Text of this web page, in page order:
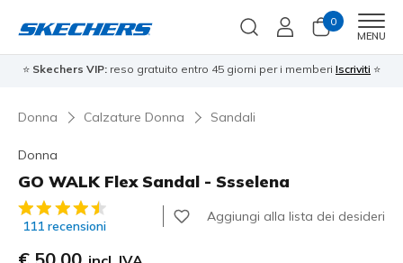
0
MENU
⭐ Skechers VIP: reso gratuito entro 45 giorni per i memberi Iscriviti ⭐
Donna Calzature Donna Sandali
Donna
GO WALK Flex Sandal - Ssselena
Valutazione cliente 3,5 su 5
111 recensioni
Aggiungi alla lista dei desideri
€ 50,00